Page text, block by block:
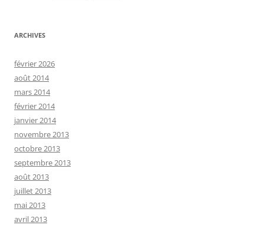
ARCHIVES
février 2026
août 2014
mars 2014
février 2014
janvier 2014
novembre 2013
octobre 2013
septembre 2013
août 2013
juillet 2013
mai 2013
avril 2013